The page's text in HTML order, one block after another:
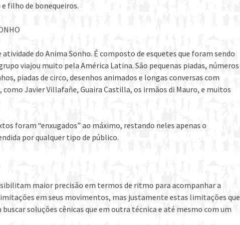
filho de bonequeiros.
do Anima Sonho. É composto de esquetes que foram sendo
viajou muito pela América Latina. São pequenas piadas, números
piadas de circo, desenhos animados e longas conversas com
Javier Villafañe, Guaira Castilla, os irmãos di Mauro, e muitos
foram “enxugados” ao máximo, restando neles apenas o
por qualquer tipo de público.
maior precisão em termos de ritmo para acompanhar a
em seus movimentos, mas justamente estas limitações que
soluções cênicas que em outra técnica e até mesmo com um